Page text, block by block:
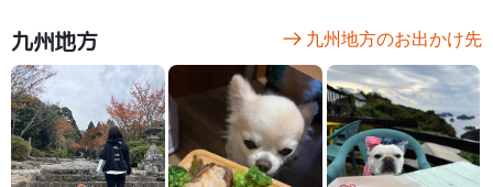
九州地方 九州地方のお出かけ先